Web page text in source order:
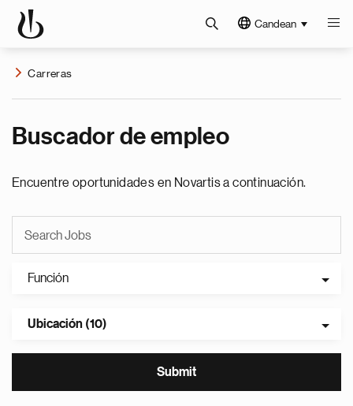
Candean
Carreras
Buscador de empleo
Encuentre oportunidades en Novartis a continuación.
Función
Ubicación (10)